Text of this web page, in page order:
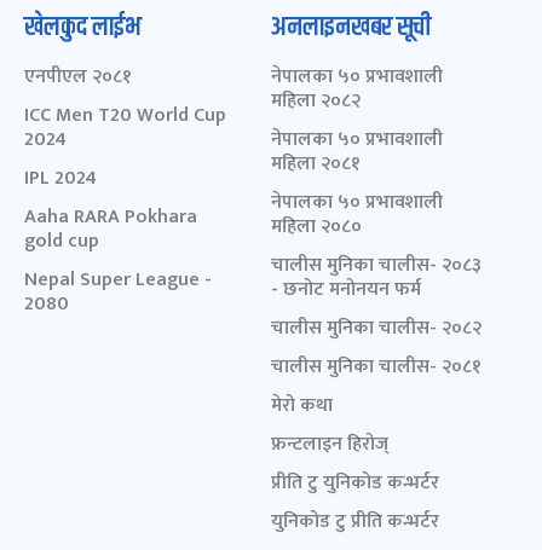
खेलकुद लाईभ
एनपीएल २०८१
ICC Men T20 World Cup
2024
IPL 2024
Aaha RARA Pokhara
gold cup
Nepal Super League -
2080
अनलाइनखबर सूची
नेपालका ५० प्रभावशाली
महिला २०८२
नेपालका ५० प्रभावशाली
महिला २०८१
नेपालका ५० प्रभावशाली
महिला २०८०
चालीस मुनिका चालीस- २०८३
- छनोट मनोनयन फर्म
चालीस मुनिका चालीस- २०८२
चालीस मुनिका चालीस- २०८१
मेरो कथा
फ्रन्टलाइन हिरोज्
प्रीति टु युनिकोड कन्भर्टर
युनिकोड टु प्रीति कन्भर्टर